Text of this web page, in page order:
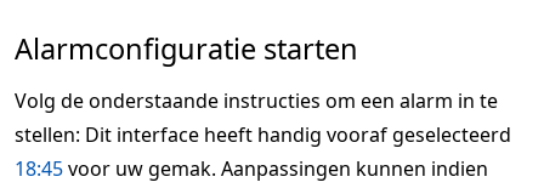
Alarmconfiguratie starten
Volg de onderstaande instructies om een alarm in te
stellen: Dit interface heeft handig vooraf geselecteerd
18:45voor uw gemak. Aanpassingen kunnen indien